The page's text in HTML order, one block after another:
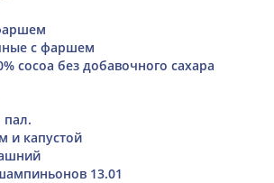
с фаршем
cocoa без добавочного сахара
пал.
и капустой
13.01